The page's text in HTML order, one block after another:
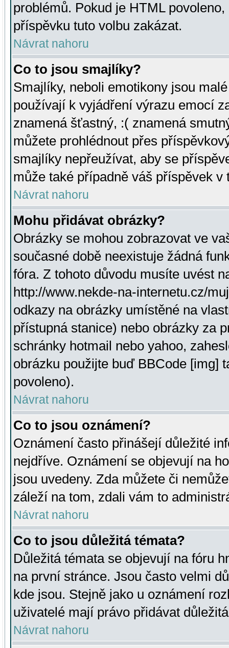
problémů. Pokud je HTML
příspěvku tuto volbu zakázat.
Návrat nahoru
Co to jsou smajlíky?
Smajlíky, neboli emotikony jsou
používají k vyjádření výrazu emocí
znamená šťastný, :( znamená
můžete prohlédnout přes
smajlíky nepřeužívat, aby se
může také případně váš příspěvek v
Návrat nahoru
Mohu přidávat obrázky?
Obrázky se mohou zobrazovat ve
současné době neexistuje žádná
fóra. Z tohoto důvodu musíte uvést
http://www.nekde-na-internetu.cz/
odkazy na obrázky umístěné na
přístupná stanice) nebo obrázky za
schránky hotmail nebo yahoo,
obrázku použijte buď BBCode [img]
povoleno).
Návrat nahoru
Co to jsou oznámení?
Oznámení často přinášejí důležité
nejdříve. Oznámení se objevují na
jsou uvedeny. Zda můžete či
záleží na tom, zdali vám to
Návrat nahoru
Co to jsou důležitá témata?
Důležitá témata se objevují na fóru
na první stránce. Jsou často velmi
kde jsou. Stejně jako u oznámení
uživatelé mají právo přidávat
Návrat nahoru